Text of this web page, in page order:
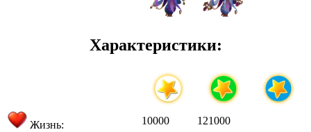
Характеристики:
Жизнь: 10000 121000